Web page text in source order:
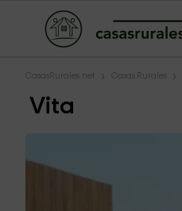
CasasRurales.net Casas Rurales
Vita